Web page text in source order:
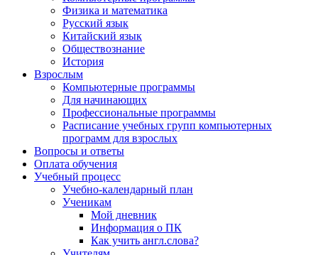
Физика и математика
Русский язык
Китайский язык
Обществознание
История
Взрослым
Компьютерные программы
Для начинающих
Профессиональные программы
Расписание учебных групп компьютерных
программ для взрослых
Вопросы и ответы
Оплата обучения
Учебный процесс
Учебно-календарный план
Ученикам
Мой дневник
Информация о ПК
Как учить англ.слова?